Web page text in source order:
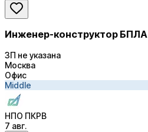
Инженер-конструктор БПЛА
ЗП не указана
Москва
Офис
Middle
НПО ПКРВ
7 авг.